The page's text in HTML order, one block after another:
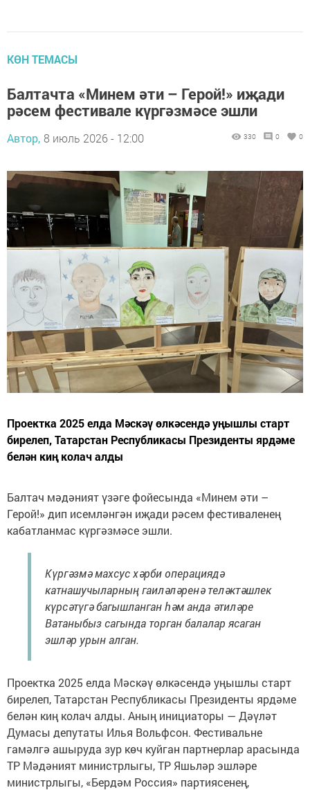
КӨН ТЕМАСЫ
Балтачта «Минем әти – Герой!» иҗади
рәсем фестивале күргәзмәсе эшли
Автор, 8 июль 2026 - 12:00 330 0 0
Проектка 2025 елда Мәскәү өлкәсендә уңышлы старт
бирелеп, Татарстан Республикасы Президенты ярдәме
белән киң колач алды
Балтач мәдәният үзәге фойесында «Минем әти –
Герой!» дип исемләнгән иҗади рәсем фестиваленең
кабатланмас күргәзмәсе эшли.
Күргәзмә махсус хәрби операциядә
катнашучыларның гаиләләренә теләктәшлек
күрсәтүгә багышланган һәм анда әтиләре
Ватаныбыз сагында торган балалар ясаган
эшләр урын алган.
Проектка 2025 елда Мәскәү өлкәсендә уңышлы старт
бирелеп, Татарстан Республикасы Президенты ярдәме
белән киң колач алды. Аның инициаторы — Дәүләт
Думасы депутаты Илья Вольфсон. Фестивальне
гамәлгә ашыруда зур көч куйган партнерлар арасында
ТР Мәдәният министрлыгы, ТР Яшьләр эшләре
министрлыгы, «Бердәм Россия» партиясенең,